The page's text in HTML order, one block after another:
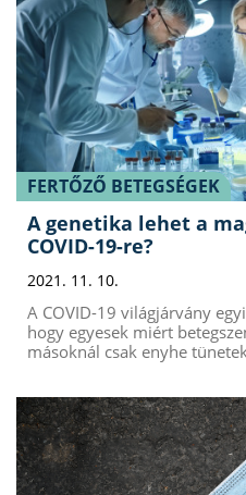
FERTŐZŐ BETEGSÉGEK
A genetika lehet a
COVID-19-re?
2021. 11. 10.
A COVID-19 világjárvány
hogy egyesek miért
másoknál csak enyhe